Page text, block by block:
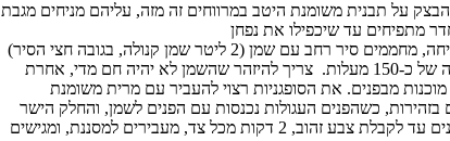
על תבנית משומנת היטב במרווחים זה מזה, עליהם מניחים מגבת
במקביל בזמן התפיחה, מחממים סיר רחב עם שמן (2 ליטר שמן קנולה, בגובה חצי הסיר)
בטמפרטורה גבוהה של כ-150 מעלות. צריך להיזהר שהשמן לא יהיה חם מדי, אחרת
מוכנות מבפנים. את הסופגניות רצוי להעביר עם מרית משומנת
כשהפנים העגולות נכנסות עם הפנים לשמן, והחלק הישר
מציץ החוצה. מטגנים עד לקבלת צבע זהוב, 2 דקות מכל צד, מעבירים למסננת, ומגישים